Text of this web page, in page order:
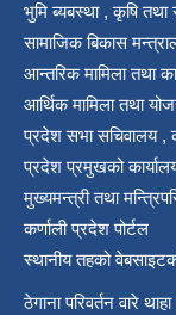
भुमि ब्यबस्था , कृषि तथा
सामाजिक बिकास
आन्तरिक मामिला तथा
आर्थिक मामिला तथा
प्रदेश सभा सचिवालय ,
प्रदेश प्रमुखको
मुख्यमन्त्री तथा
कर्णाली प्रदेश पोर्टल
स्थानीय तहको
ठेगाना परिवर्तन वारे